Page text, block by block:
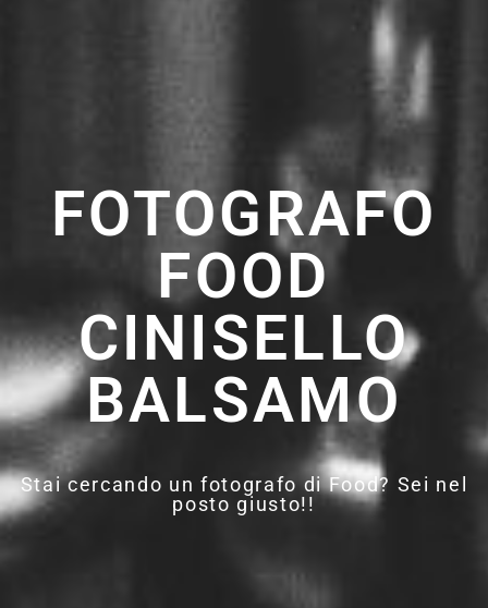
FOTOGRAFO
FOOD
CINISELLO
BALSAMO
Stai cercando un fotografo di Food? Sei nel
posto giusto!!